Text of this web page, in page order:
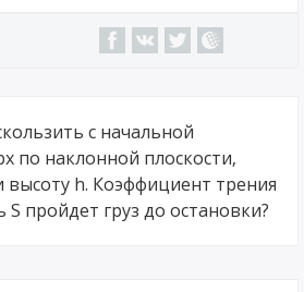
с начальной
по наклонной плоскости,
h. Коэффициент трения
S пройдет груз до остановки?